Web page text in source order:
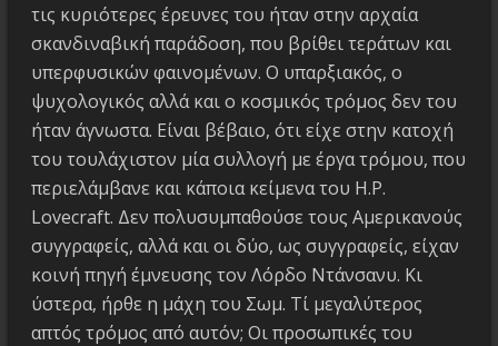
τις κυριότερες έρευνες του ήταν στην αρχαία
σκανδιναβική παράδοση, που βρίθει τεράτων και
υπερφυσικών φαινομένων. Ο υπαρξιακός, ο
ψυχολογικός αλλά και ο κοσμικός τρόμος δεν του
ήταν άγνωστα. Είναι βέβαιο, ότι είχε στην κατοχή
του τουλάχιστον μία συλλογή με έργα τρόμου, που
περιελάμβανε και κάποια κείμενα του H.P.
Lovecraft. Δεν πολυσυμπαθούσε τους Αμερικανούς
συγγραφείς, αλλά και οι δύο, ως συγγραφείς, είχαν
κοινή πηγή έμνευσης τον Λόρδο Ντάνσανυ. Κι
ύστερα, ήρθε η μάχη του Σωμ. Τί μεγαλύτερος
απτός τρόμος από αυτόν; Οι προσωπικές του